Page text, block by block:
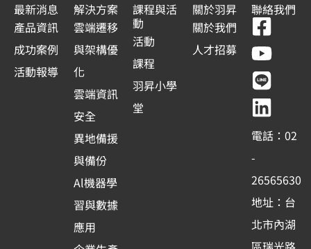
最新消息
產品資訊
成功案例
活動報導
解決方案
雲端遷移
與架構優
化
雲端資訊
安全
異地備援
與備份
Al機器學
習與數據
應用
課程與活
動
活動
課程
羽昇小學
堂
關於羽昇
關於我們
人才招募
聯絡我們
F
a
c
e
b
o
o
k
-
s
q
Y
o
u
t
u
b
e
L
i
n
e
L
i
n
k
e
d
i
n
電話：02
-
26565630
地址：台
北市內湖